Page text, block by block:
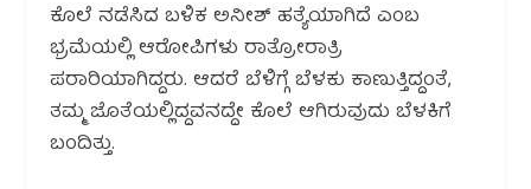
ಕೊಲೆ ನಡೆಸಿದ ಬಳಿಕ ಅನೀಶ್ ಹತ್ಯೆಯಾಗಿದೆ ಎಂಬ
ಭ್ರಮೆಯಲ್ಲಿ ಆರೋಪಿಗಳು ರಾತ್ರೋರಾತ್ರಿ
ಪರಾರಿಯಾಗಿದ್ದರು. ಆದರೆ ಬೆಳಿಗ್ಗೆ ಬೆಳಕು ಕಾಣುತ್ತಿದ್ದಂತೆ,
ತಮ್ಮ ಜೊತೆಯಲ್ಲಿದ್ದವನದ್ದೇ ಕೊಲೆ ಆಗಿರುವುದು ಬೆಳಕಿಗೆ
ಬಂದಿತ್ತು.